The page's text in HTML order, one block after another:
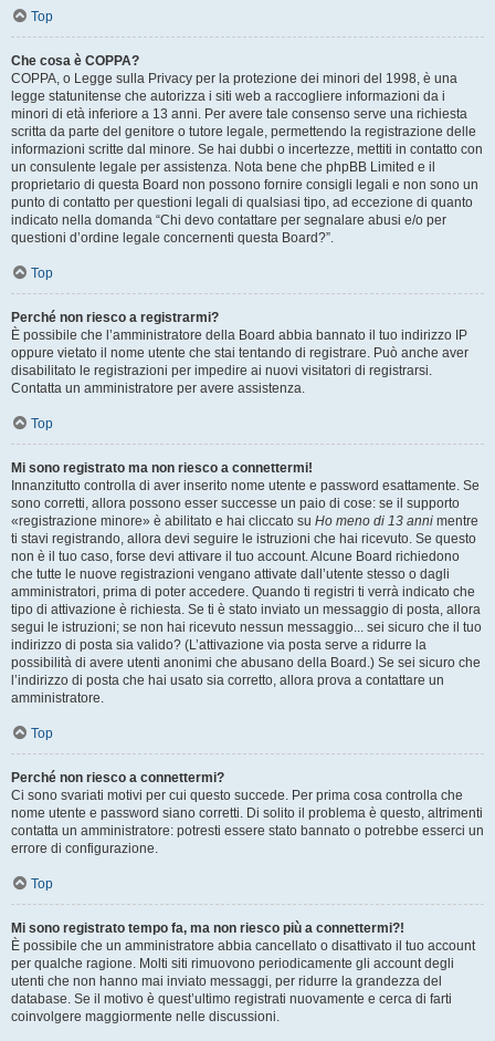
Top
Che cosa è COPPA?
COPPA, o Legge sulla Privacy per la protezione dei minori del 1998, è una
legge statunitense che autorizza i siti web a raccogliere informazioni da i
minori di età inferiore a 13 anni. Per avere tale consenso serve una richiesta
scritta da parte del genitore o tutore legale, permettendo la registrazione delle
informazioni scritte dal minore. Se hai dubbi o incertezze, mettiti in contatto con
un consulente legale per assistenza. Nota bene che phpBB Limited e il
proprietario di questa Board non possono fornire consigli legali e non sono un
punto di contatto per questioni legali di qualsiasi tipo, ad eccezione di quanto
indicato nella domanda “Chi devo contattare per segnalare abusi e/o per
questioni d’ordine legale concernenti questa Board?”.
Top
Perché non riesco a registrarmi?
È possibile che l’amministratore della Board abbia bannato il tuo indirizzo IP
oppure vietato il nome utente che stai tentando di registrare. Può anche aver
disabilitato le registrazioni per impedire ai nuovi visitatori di registrarsi.
Contatta un amministratore per avere assistenza.
Top
Mi sono registrato ma non riesco a connettermi!
Innanzitutto controlla di aver inserito nome utente e password esattamente. Se
sono corretti, allora possono esser successe un paio di cose: se il supporto
«registrazione minore» è abilitato e hai cliccato su Ho meno di 13 anni mentre
ti stavi registrando, allora devi seguire le istruzioni che hai ricevuto. Se questo
non è il tuo caso, forse devi attivare il tuo account. Alcune Board richiedono
che tutte le nuove registrazioni vengano attivate dall’utente stesso o dagli
amministratori, prima di poter accedere. Quando ti registri ti verrà indicato che
tipo di attivazione è richiesta. Se ti è stato inviato un messaggio di posta, allora
segui le istruzioni; se non hai ricevuto nessun messaggio... sei sicuro che il tuo
indirizzo di posta sia valido? (L’attivazione via posta serve a ridurre la
possibilità di avere utenti anonimi che abusano della Board.) Se sei sicuro che
l’indirizzo di posta che hai usato sia corretto, allora prova a contattare un
amministratore.
Top
Perché non riesco a connettermi?
Ci sono svariati motivi per cui questo succede. Per prima cosa controlla che
nome utente e password siano corretti. Di solito il problema è questo, altrimenti
contatta un amministratore: potresti essere stato bannato o potrebbe esserci un
errore di configurazione.
Top
Mi sono registrato tempo fa, ma non riesco più a connettermi?!
È possibile che un amministratore abbia cancellato o disattivato il tuo account
per qualche ragione. Molti siti rimuovono periodicamente gli account degli
utenti che non hanno mai inviato messaggi, per ridurre la grandezza del
database. Se il motivo è quest’ultimo registrati nuovamente e cerca di farti
coinvolgere maggiormente nelle discussioni.